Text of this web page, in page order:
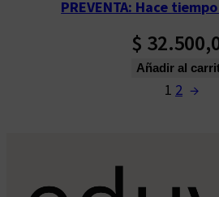
PREVENTA: Hace
$
Añadir al
1 2 →